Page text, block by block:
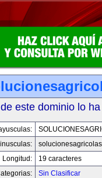
este dominio lo
Longitud:
19 caracteres
Sin Clasificar